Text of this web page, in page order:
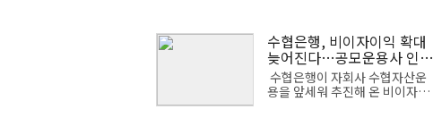
으로 옮긴 데 이어 ...
수협은행, 비이자이익 확대
늦어진다…공모운용사 인가
연말로
수협은행이 자회사 수협자산운
용을 앞세워 추진해 온 비이자이